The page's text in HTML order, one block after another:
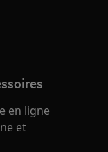
en ligne
et